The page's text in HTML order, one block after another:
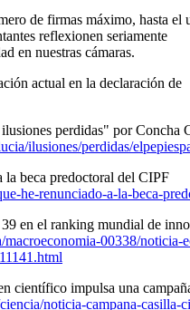
de firmas máximo, hasta el
reflexionen seriamente
en nuestras cámaras.
actual en la declaración de
perdidas" por Concha
ilusiones/perdidas/
la beca predoctoral del CIPF
he-renunciado-a-la-beca-
en el ranking mundial de
00338/
científico impulsa una
noticia-campana-